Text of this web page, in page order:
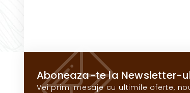
Aboneaza-te la Newsletter-
Vei primi mesaje cu ultimile oferte,